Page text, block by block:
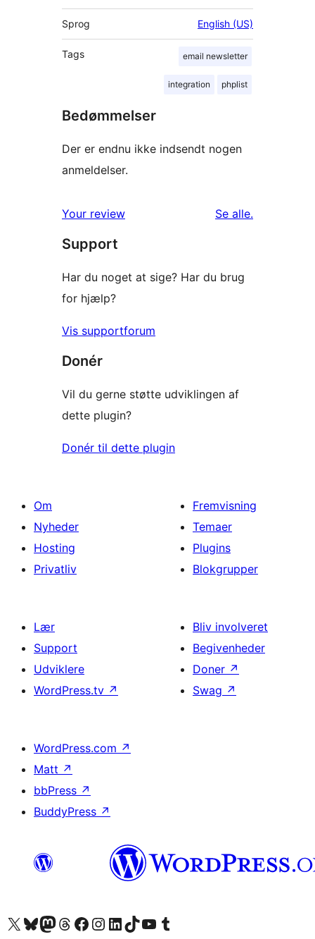
Sprog English (US)
Tags email newsletter
integration phplist
Bedømmelser
Der er endnu ikke indsendt nogen
anmeldelser.
Your review Se alleanmeldelser
.
Support
Har du noget at sige? Har du brug
for hjælp?
Vis supportforum
Donér
Vil du gerne støtte udviklingen af
dette plugin?
Donér til dette plugin
Om
Nyheder
Hosting
Privatliv
Fremvisning
Temaer
Plugins
Blokgrupper
Lær
Support
Udviklere
WordPress.tv ↗
Bliv involveret
Begivenheder
Doner ↗
Swag ↗
WordPress.com ↗
Matt ↗
bbPress ↗
BuddyPress ↗
Besøg vores X (tidligere Twitter) konto
Besøg vores Bluesky-konto
Besøg vores Mastodon konto
Besøg vores Threads-konto
Besøg vores Facebook sideBesøg vores Instagram konto
Besøg vores LinkedIn konto
Besøg vores TikTok-konto
Besøg vores YouTube-kanalBesøg vores Tumblr-konto